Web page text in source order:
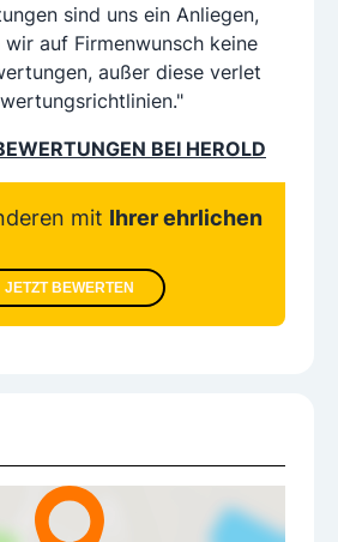
sind uns ein Anliegen,
auf Firmenwunsch keine
außer diese verlet
BEI HEROLD
mit Ihrer ehrlichen
JETZT BEWERTEN